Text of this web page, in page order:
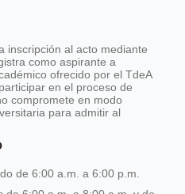
inscripción al acto mediante
como aspirante a
ofrecido por el TdeA
en el proceso de
compromete en modo
para admitir al
de 6:00 a.m. a 6:00 p.m.